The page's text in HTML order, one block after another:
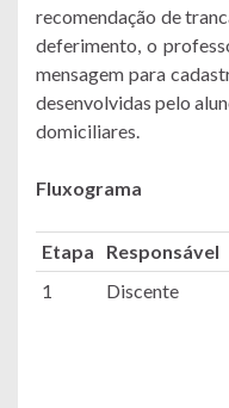
recomendação de
deferimento, o
mensagem para
desenvolvidas pelo
domiciliares.
Fluxograma
Etapa Responsável
1
Discente